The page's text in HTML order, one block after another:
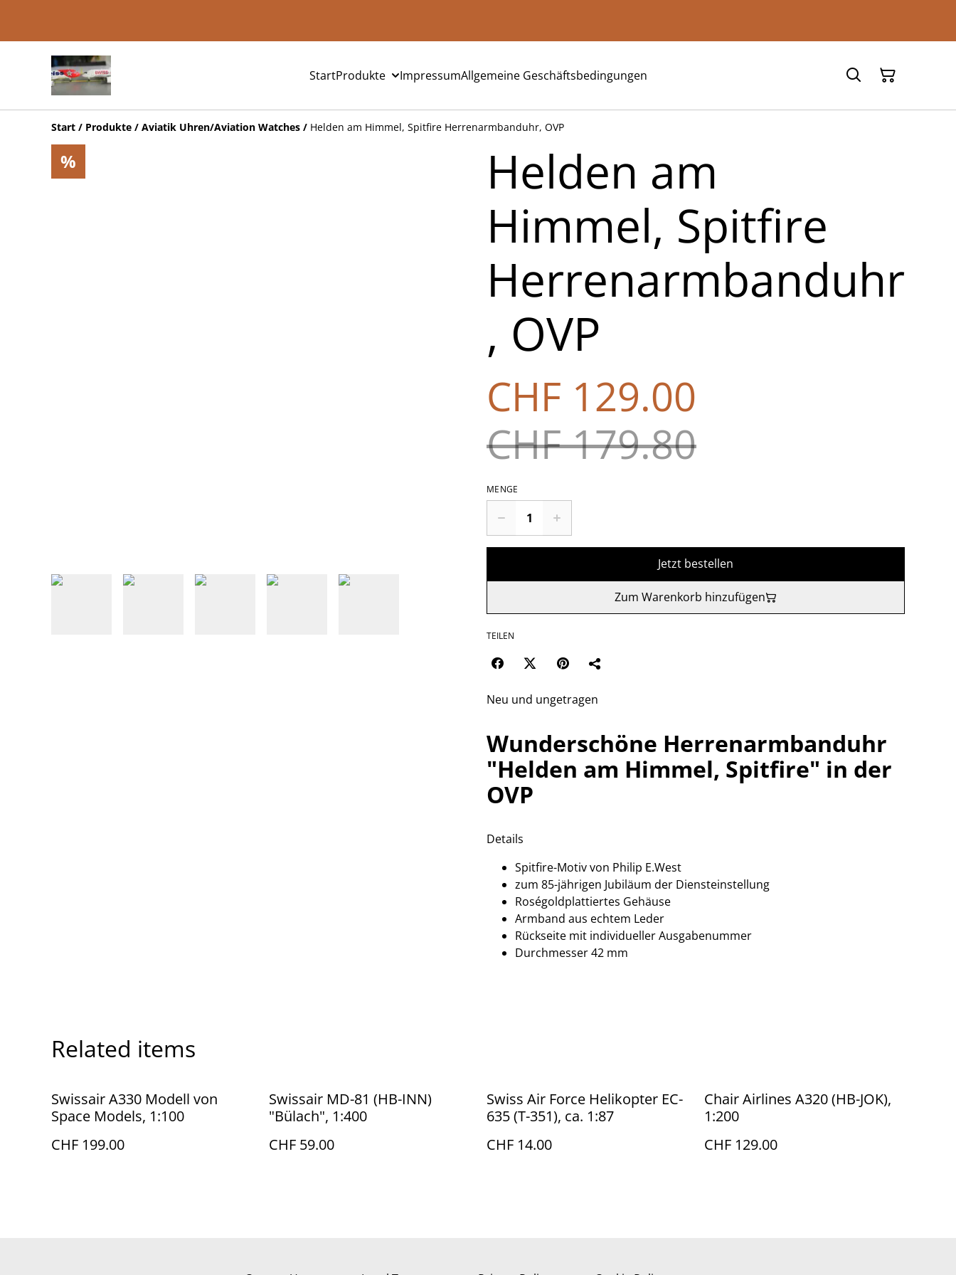
StartProdukte ImpressumAllgemeine Geschäftsbedingungen
Start / Produkte / Aviatik Uhren/Aviation Watches / Helden am Himmel, Spitfire Herrenarmbanduhr, OVP
%
Helden am
Himmel, Spitfire
Herrenarmbanduhr
, OVP
CHF 129.00
CHF 179.80
MENGE
Jetzt bestellen
Zum Warenkorb hinzufügen
TEILEN
Neu und ungetragen
Wunderschöne Herrenarmbanduhr
"Helden am Himmel, Spitfire" in der
OVP
Details
Spitfire-Motiv von Philip E.West
zum 85-jährigen Jubiläum der Diensteinstellung
Roségoldplattiertes Gehäuse
Armband aus echtem Leder
Rückseite mit individueller Ausgabenummer
Durchmesser 42 mm
Related items
Swissair A330 Modell von
Space Models, 1:100
CHF 199.00
Swissair MD-81 (HB-INN)
"Bülach", 1:400
CHF 59.00
Swiss Air Force Helikopter EC-
635 (T-351), ca. 1:87
CHF 14.00
Chair Airlines A320 (HB-JOK),
1:200
CHF 129.00